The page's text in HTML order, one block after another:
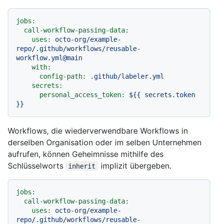
jobs:
call-workflow-passing-data:
uses:
octo-org/example-
repo/.github/workflows/reusable-
workflow.yml@main
with:
config-path:
.github/labeler.yml
secrets:
personal_access_token:
${{
secrets.token
}}
Workflows, die wiederverwendbare Workflows in
derselben Organisation oder im selben Unternehmen
aufrufen, können Geheimnisse mithilfe des
Schlüsselworts
inherit implizit übergeben.
jobs:
call-workflow-passing-data:
uses:
octo-org/example-
repo/.github/workflows/reusable-